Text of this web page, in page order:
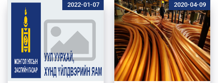
2022-01-07 2020-04-09